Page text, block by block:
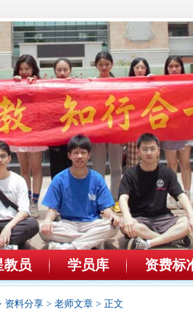
教员 学员库 资费标
资料分享 > 老师文章 > 正文